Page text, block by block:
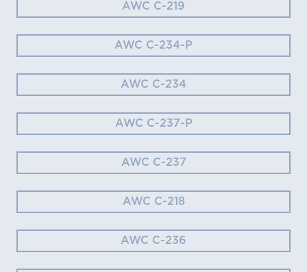
AWC C-219
AWC C-234-P
AWC C-234
AWC C-237-P
AWC C-237
AWC C-218
AWC C-236